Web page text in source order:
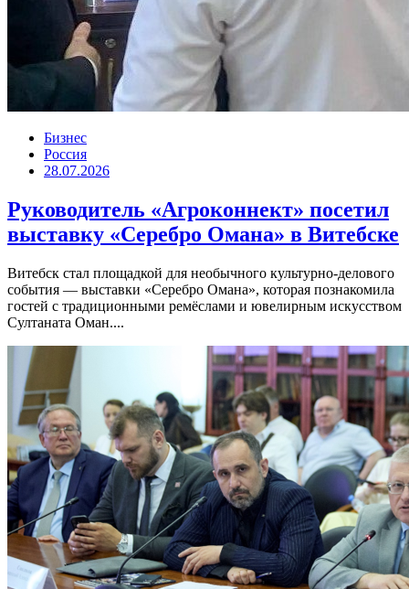
Бизнес
Россия
28.07.2026
Руководитель «Агроконнект» посетил
выставку «Серебро Омана» в Витебске
Витебск стал площадкой для необычного культурно-делового
события — выставки «Серебро Омана», которая познакомила
гостей с традиционными ремёслами и ювелирным искусством
Султаната Оман....